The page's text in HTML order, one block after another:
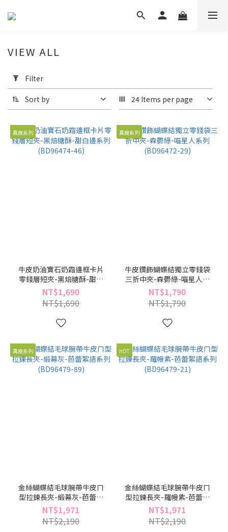
Filter
(0/20)
Range
(NT$)
VIEW ALL
Filter
Sort by 24 Items per page
真皮系列
牛皮奶油寶石奶霜邊框卡片
零錢層短夾-黑焙糖酥-甜白
邊系列(BD96474-46)
NT$1,690
NT$1,690
真皮系列
牛皮鑽飾蝴蝶結獨立零錢袋
三折中夾-森鬱綠-喵星人系
列(BD96472-29)
NT$1,790
NT$1,790
真皮系列
金絲蝴蝶結毛球腕帶牛皮ㄇ
型拉鍊長夾-緞幕灰-芭蕾絮
語系列(BD96479-89)
NT$1,971
NT$2,190
HOT
金絲蝴蝶結毛球腕帶牛皮ㄇ
型拉鍊長夾-羅幔紫-芭蕾絮
語系列(BD96479-21)
NT$1,971
NT$2,190